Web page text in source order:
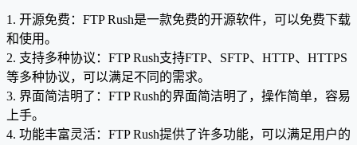
1. 开源免费：FTP Rush是一款免费的开源软件，可以免费下载
和使用。
2. 支持多种协议：FTP Rush支持FTP、SFTP、HTTP、HTTPS
等多种协议，可以满足不同的需求。
3. 界面简洁明了：FTP Rush的界面简洁明了，操作简单，容易
上手。
4. 功能丰富灵活：FTP Rush提供了许多功能，可以满足用户的